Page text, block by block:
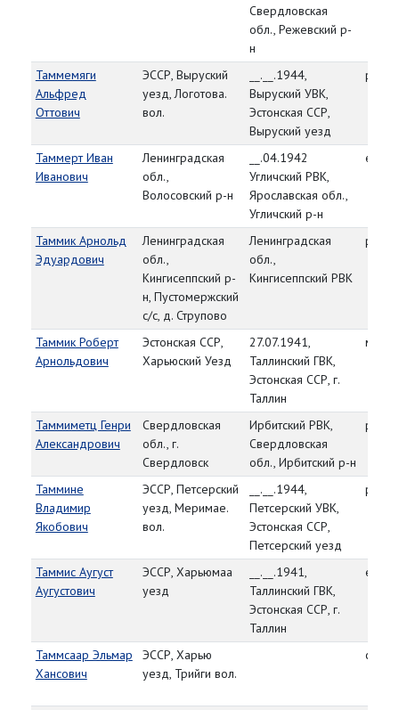
Свердловская
обл., Режевский р-
н
Таммемяги
Альфред
Оттович
ЭССР, Выруский
уезд, Логотова.
вол.
__.__.1944,
Выруский УВК,
Эстонская ССР,
Выруский уезд
Таммерт Иван
Иванович
Ленинградская
обл.,
Волосовский р-н
__.04.1942
Угличский РВК,
Ярославская обл.,
Угличский р-н
Таммик Арнольд
Эдуардович
Ленинградская
обл.,
Кингисеппский р-
н, Пустомержский
с/с, д. Струпово
Ленинградская
обл.,
Кингисеппский РВК
Таммик Роберт
Арнольдович
Эстонская ССР,
Харьюский Уезд
27.07.1941,
Таллинский ГВК,
Эстонская ССР, г.
Таллин
мл.
Таммиметц Генри
Александрович
Свердловская
обл., г.
Свердловск
Ирбитский РВК,
Свердловская
обл., Ирбитский р-н
Таммине
Владимир
Якобович
ЭССР, Петсерский
уезд, Меримае.
вол.
__.__.1944,
Петсерский УВК,
Эстонская ССР,
Петсерский уезд
Таммис Аугуст
Аугустович
ЭССР, Харьюмаа
уезд
__.__.1941,
Таллинский ГВК,
Эстонская ССР, г.
Таллин
Таммсаар Эльмар
Хансович
ЭССР, Харью
уезд, Трийги вол.